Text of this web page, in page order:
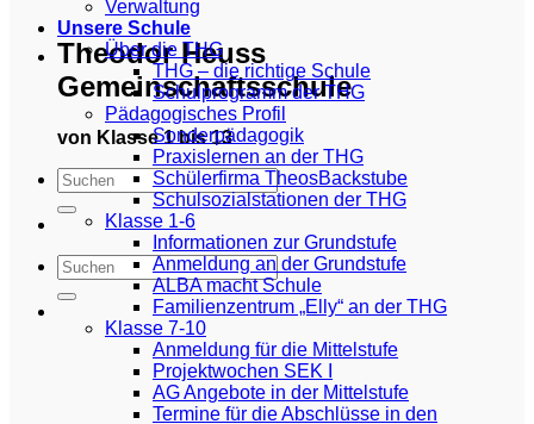
Theodor Heuss
Gemeinschaftsschule
von Klasse 1 bis 13
Verwaltung
Unsere Schule
Über die THG
THG – die richtige Schule
Schulprogramm der THG
Pädagogisches Profil
Sonderpädagogik
Praxislernen an der THG
Schülerfirma TheosBackstube
Schulsozialstationen der THG
Klasse 1-6
Informationen zur Grundstufe
Anmeldung an der Grundstufe
ALBA macht Schule
Familienzentrum „Elly“ an der THG
Klasse 7-10
Anmeldung für die Mittelstufe
Projektwochen SEK I
AG Angebote in der Mittelstufe
Termine für die Abschlüsse in den